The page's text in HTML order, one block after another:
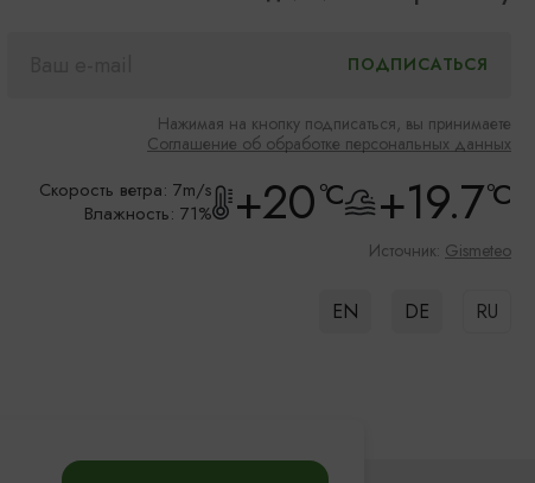
Нажимая на кнопку подписаться, вы принимаете
Соглашение об обработке персональных данных
Скорость ветра: 7m/s
Влажность: 71%
+20°C +19.7°C
Источник: Gismeteo
EN DE RU